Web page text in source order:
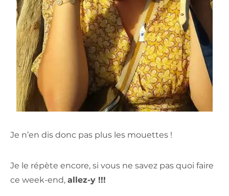
Je n’en dis donc pas plus les mouettes !
Je le répète encore, si vous ne savez pas quoi faire
ce week-end, allez-y !!!